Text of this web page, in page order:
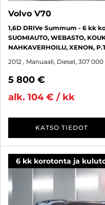
Volvo V70
1,6D DRIVe Summum - 6 kk
SUOMIAUTO, WEBASTO,
NAHKAVERHOILU, XENON,
2012 , Manuaali, Diesel, 307
5 800 €
alk. 104 € / kk
KATSO TIEDOT
6 kk korotonta ja